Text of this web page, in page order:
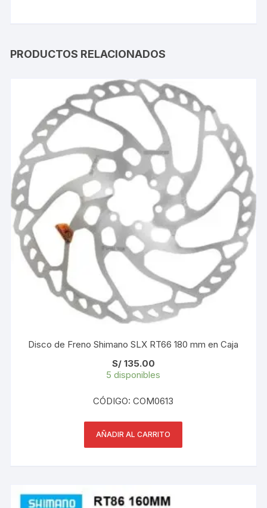
PRODUCTOS RELACIONADOS
Disco de Freno Shimano SLX RT66 180 mm en Caja
S/135.00
5 disponibles
CÓDIGO: COM0613
AÑADIR AL CARRITO